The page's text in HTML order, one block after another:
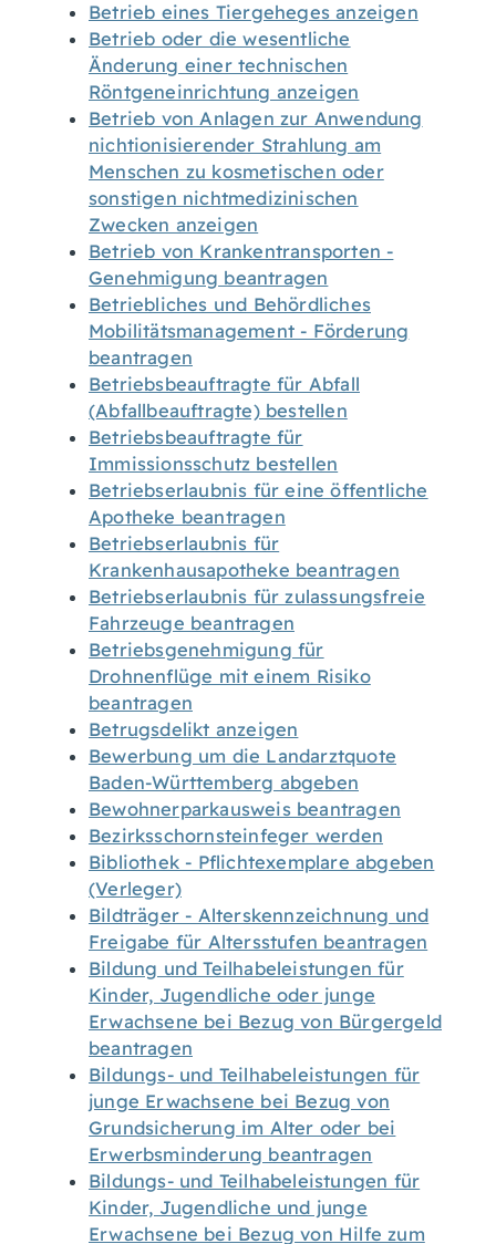
Betrieb eines Tiergeheges anzeigen
Betrieb oder die wesentliche
Änderung einer technischen
Röntgeneinrichtung anzeigen
Betrieb von Anlagen zur Anwendung
nichtionisierender Strahlung am
Menschen zu kosmetischen oder
sonstigen nichtmedizinischen
Zwecken anzeigen
Betrieb von Krankentransporten -
Genehmigung beantragen
Betriebliches und Behördliches
Mobilitätsmanagement - Förderung
beantragen
Betriebsbeauftragte für Abfall
(Abfallbeauftragte) bestellen
Betriebsbeauftragte für
Immissionsschutz bestellen
Betriebserlaubnis für eine öffentliche
Apotheke beantragen
Betriebserlaubnis für
Krankenhausapotheke beantragen
Betriebserlaubnis für zulassungsfreie
Fahrzeuge beantragen
Betriebsgenehmigung für
Drohnenflüge mit einem Risiko
beantragen
Betrugsdelikt anzeigen
Bewerbung um die Landarztquote
Baden-Württemberg abgeben
Bewohnerparkausweis beantragen
Bezirksschornsteinfeger werden
Bibliothek - Pflichtexemplare abgeben
(Verleger)
Bildträger - Alterskennzeichnung und
Freigabe für Altersstufen beantragen
Bildung und Teilhabeleistungen für
Kinder, Jugendliche oder junge
Erwachsene bei Bezug von Bürgergeld
beantragen
Bildungs- und Teilhabeleistungen für
junge Erwachsene bei Bezug von
Grundsicherung im Alter oder bei
Erwerbsminderung beantragen
Bildungs- und Teilhabeleistungen für
Kinder, Jugendliche und junge
Erwachsene bei Bezug von Hilfe zum